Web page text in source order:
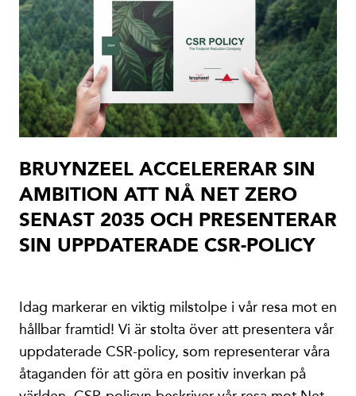
BRUYNZEEL ACCELERERAR SIN
AMBITION ATT NÅ NET ZERO
SENAST 2035 OCH PRESENTERAR
SIN UPPDATERADE CSR-POLICY
Idag markerar en viktig milstolpe i vår resa mot en
hållbar framtid! Vi är stolta över att presentera vår
uppdaterade CSR-policy, som representerar våra
åtaganden för att göra en positiv inverkan på